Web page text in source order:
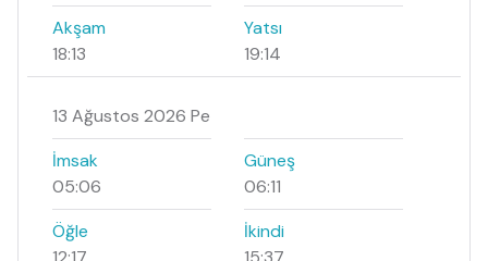
Akşam
18:13
Yatsı
19:14
13 Ağustos 2026 Pe
İmsak
05:06
Güneş
06:11
Öğle
İkindi